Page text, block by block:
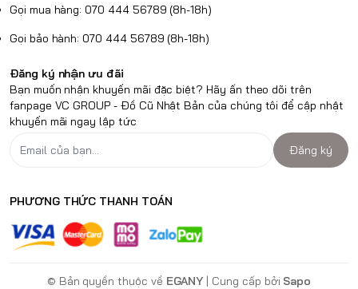
Gọi mua hàng: 070 444 56789 (8h-18h)
Gọi bảo hành: 070 444 56789 (8h-18h)
Đăng ký nhận ưu đãi
Bạn muốn nhận khuyến mãi đặc biệt? Hãy ấn theo dõi trên
fanpage VC GROUP - Đồ Cũ Nhật Bản của chúng tôi để cập nhật
khuyến mãi ngay lập tức
Đăng ký
PHƯƠNG THỨC THANH TOÁN
© Bản quyền thuộc về EGANY | Cung cấp bởi Sapo